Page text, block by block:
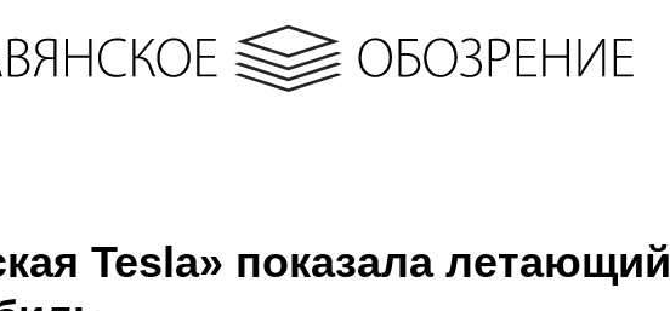
Tesla» показала летающий